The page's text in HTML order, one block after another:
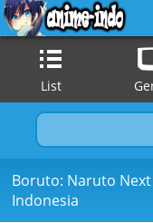
List
Boruto: Naruto
Indonesia